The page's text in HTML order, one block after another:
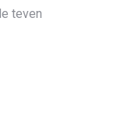
teven